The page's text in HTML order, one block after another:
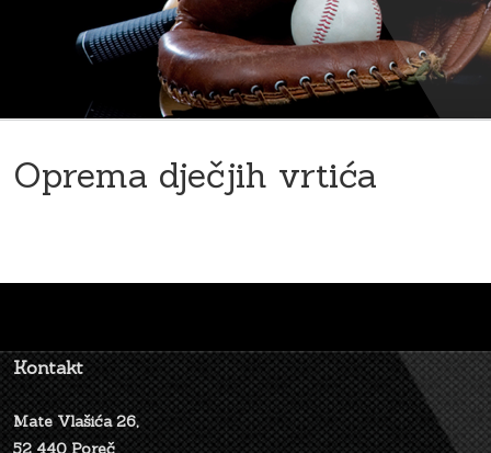
Oprema dječjih vrtića
Kontakt
Mate Vlašića 26,
52 440 Poreč